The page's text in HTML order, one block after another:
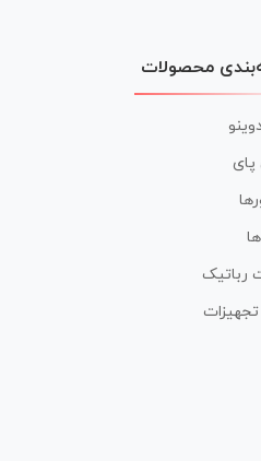
محصولات
پای
رباتیک
تجهیزات